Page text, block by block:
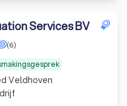
Services BV
(6)
Veldhoven